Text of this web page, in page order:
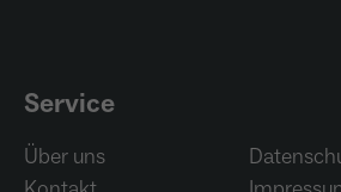
Service
Über uns